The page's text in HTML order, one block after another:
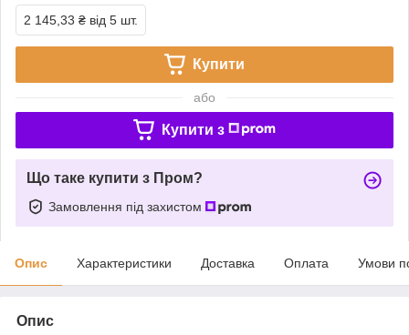
2 145,33 ₴ від 5 шт.
Купити
або
Купити з
Що таке купити з Пром?
Замовлення під захистом
Опис Характеристики Доставка Оплата Умови
Опис